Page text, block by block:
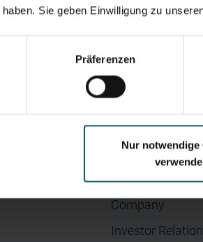
Sie geben Einwilligung zu
Präferenzen
Nur notwendige
Menu
Home
Company
Investor
Search
Annual Financial Report